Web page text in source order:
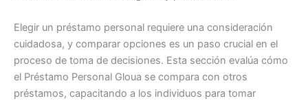
Elegir un préstamo personal requiere una consideración
cuidadosa, y comparar opciones es un paso crucial en el
proceso de toma de decisiones. Esta sección evalúa cómo
el Préstamo Personal Gloua se compara con otros
préstamos, capacitando a los individuos para tomar